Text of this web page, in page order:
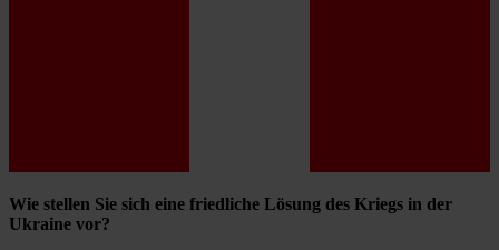
Wie stellen Sie sich eine friedliche Lösung des Kriegs in der
Ukraine vor?